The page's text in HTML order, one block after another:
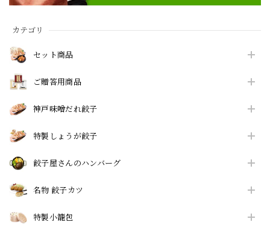
カテゴリ
セット商品
ご贈答用商品
神戸味噌だれ餃子
特製しょうが餃子
餃子屋さんのハンバーグ
名物 餃子カツ
特製小籠包